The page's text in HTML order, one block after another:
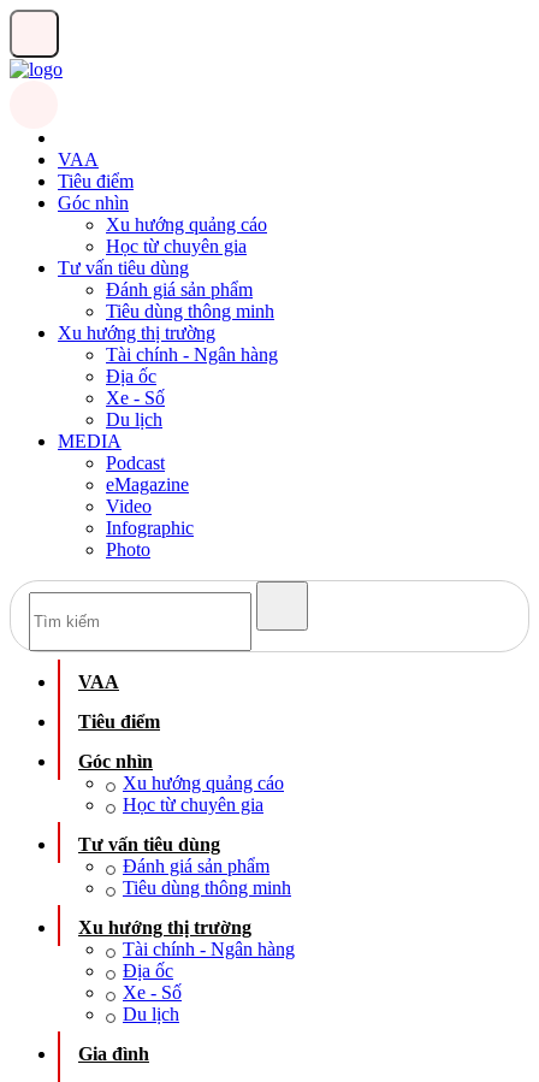
VAA
Tiêu điểm
Góc nhìn
Xu hướng quảng cáo
Học từ chuyên gia
Tư vấn tiêu dùng
Đánh giá sản phẩm
Tiêu dùng thông minh
Xu hướng thị trường
Tài chính - Ngân hàng
Địa ốc
Xe - Số
Du lịch
MEDIA
Podcast
eMagazine
Video
Infographic
Photo
VAA
Tiêu điểm
Góc nhìn
Xu hướng quảng cáo
Học từ chuyên gia
Tư vấn tiêu dùng
Đánh giá sản phẩm
Tiêu dùng thông minh
Xu hướng thị trường
Tài chính - Ngân hàng
Địa ốc
Xe - Số
Du lịch
Gia đình